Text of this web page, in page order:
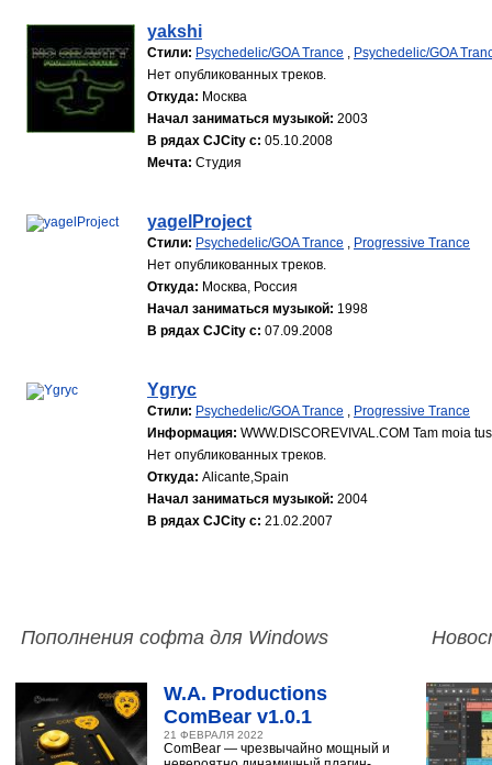
yakshi
Стили: Psychedelic/GOA Trance , Psychedelic/GOA
Нет опубликованных треков.
Откуда: Москва
Начал заниматься музыкой: 2003
В рядах CJCity с: 05.10.2008
Мечта: Студия
yagelProject
Стили: Psychedelic/GOA Trance , Progressive Trance
Нет опубликованных треков.
Откуда: Москва, Россия
Начал заниматься музыкой: 1998
В рядах CJCity с: 07.09.2008
Ygryc
Стили: Psychedelic/GOA Trance , Progressive Trance
Информация: WWW.DISCOREVIVAL.COM Tam moia
Нет опубликованных треков.
Откуда: Alicante,Spain
Начал заниматься музыкой: 2004
В рядах CJCity с: 21.02.2007
Пополнения софта для Windows
W.A. Productions
ComBear v1.0.1
21 ФЕВРАЛЯ 2022
ComBear — чрезвычайно мощный и